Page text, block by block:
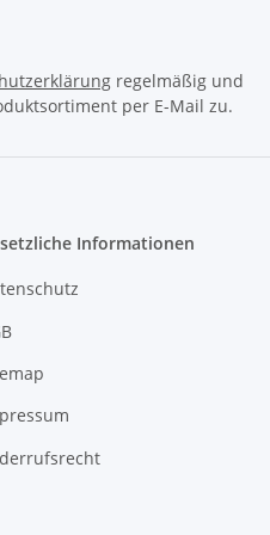
regelmäßig und
per E-Mail zu.
Informationen